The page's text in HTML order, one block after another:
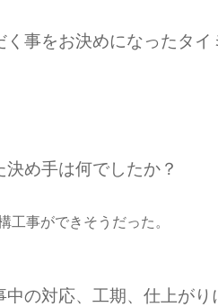
事をお決めになったタ
め手は何でしたか？
工事ができそうだった。
の対応、工期、仕上が